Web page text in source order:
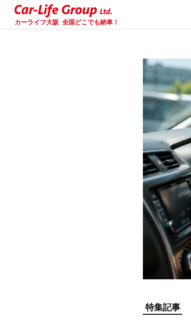
カーライフ大阪 全国どこでも納車！
特集記事